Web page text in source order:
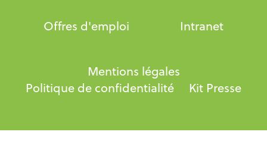
Offres d'emploi Intranet
Mentions légales
Politique de confidentialité
Kit Presse